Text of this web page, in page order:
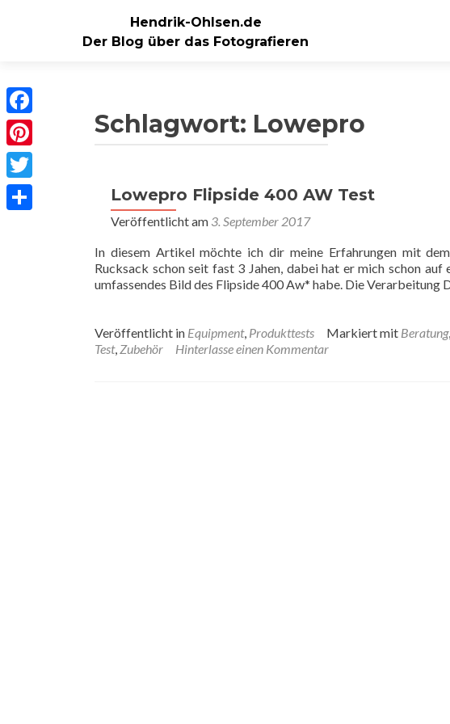
Hendrik-Ohlsen.de
Der Blog über das Fotografieren
Schlagwort: Lowepro
Lowepro Flipside 400 AW Test
Veröffentlicht am 3. September 2017
In diesem Artikel möchte ich dir meine Erfahrungen mit
Rucksack schon seit fast 3 Jahen, dabei hat er mich schon
umfassendes Bild des Flipside 400 Aw* habe. Die Verarbeitung
Veröffentlicht in Equipment, Produkttests Markiert mit Beratung,
Test, Zubehör Hinterlasse einen Kommentar
Facebook
Pinterest
Twitter